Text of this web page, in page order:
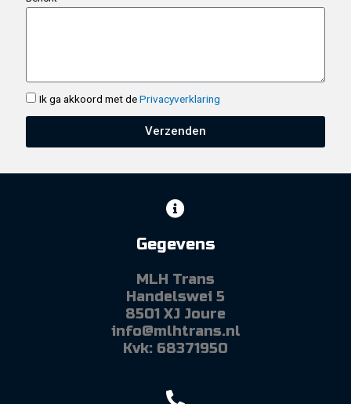
Ik ga akkoord met dePrivacyverklaring
Verzenden
Gegevens
MLH Trans
Handelswei 5
8501 XJ Joure
info@mlhtrans.nl
Kvk: 68371950